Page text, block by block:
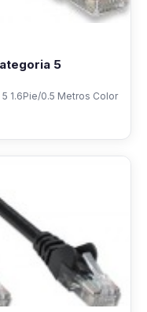
5
1.6Pie/0.5 Metros Color